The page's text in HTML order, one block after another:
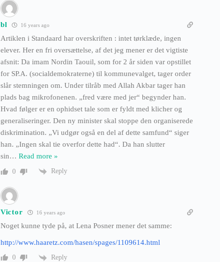
bl 16 years ago
Artiklen i Standaard har overskriften : intet tørklæde, ingen
elever. Her en fri oversættelse, af det jeg mener er det vigtiste
afsnit: Da imam Nordin Taouil, som for 2 år siden var opstillet
for SP.A. (socialdemokraterne) til kommunevalget, tager order
slår stemningen om. Under tilråb med Allah Akbar tager han
plads bag mikrofonenen. „fred være med jer“ begynder han.
Hvad følger er en ophidset tale som er fyldt med klicher og
generaliseringer. Den ny minister skal stoppe den organiserede
diskrimination. „Vi udgør også en del af dette samfund“ siger
han. „Ingen skal tie overfor dette had“. Da han slutter
sin… Read more »
0 Reply
Victor 16 years ago
Noget kunne tyde på, at Lena Posner mener det samme:
http://www.haaretz.com/hasen/spages/1109614.html
0 Reply